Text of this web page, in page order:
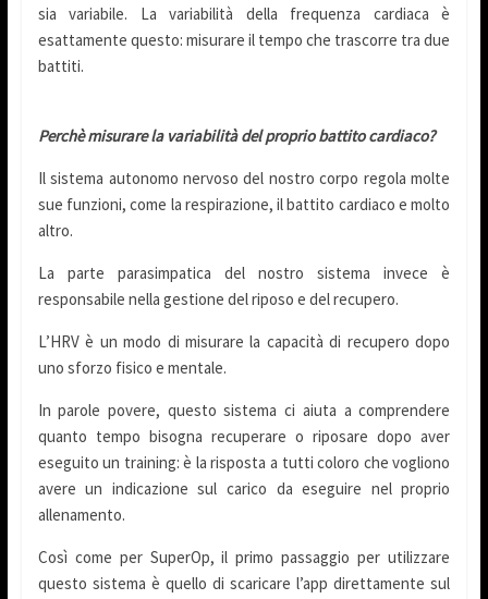
sia variabile. La variabilità della frequenza cardiaca è
esattamente questo: misurare il tempo che trascorre tra due
battiti.
Perchè misurare la variabilità del proprio battito cardiaco?
Il sistema autonomo nervoso del nostro corpo regola molte
sue funzioni, come la respirazione, il battito cardiaco e molto
altro.
La parte parasimpatica del nostro sistema invece è
responsabile nella gestione del riposo e del recupero.
L’HRV è un modo di misurare la capacità di recupero dopo
uno sforzo fisico e mentale.
In parole povere, questo sistema ci aiuta a comprendere
quanto tempo bisogna recuperare o riposare dopo aver
eseguito un training: è la risposta a tutti coloro che vogliono
avere un indicazione sul carico da eseguire nel proprio
allenamento.
Così come per SuperOp, il primo passaggio per utilizzare
questo sistema è quello di scaricare l’app direttamente sul